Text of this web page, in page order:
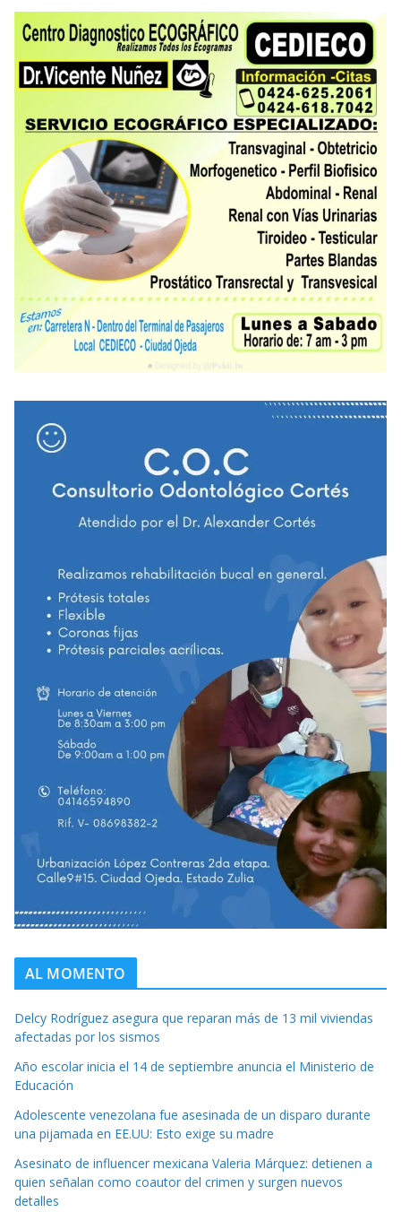
AL MOMENTO
Delcy Rodríguez asegura que reparan más de 13 mil viviendas
afectadas por los sismos
Año escolar inicia el 14 de septiembre anuncia el Ministerio de
Educación
Adolescente venezolana fue asesinada de un disparo durante
una pijamada en EE.UU: Esto exige su madre
Asesinato de influencer mexicana Valeria Márquez: detienen a
quien señalan como coautor del crimen y surgen nuevos
detalles